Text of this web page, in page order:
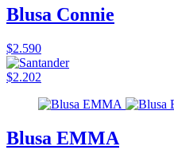
Blusa Connie
$2.590
$2.202
Blusa EMMA